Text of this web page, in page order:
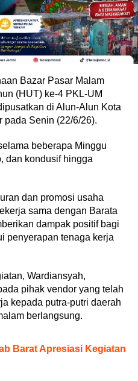
Bazar Pasar Malam
(HUT) ke-4 PKL-UM
di Alun-Alun Kota
pada Senin (22/6/26).
beberapa Minggu
dan kondusif hingga
dan promosi usaha
sama dengan Barata
dampak positif bagi
penyerapan tenaga kerja
Wardiansyah,
pihak vendor yang telah
kepada putra-putri daerah
berlangsung.
Barat Apresiasi Kegiatan